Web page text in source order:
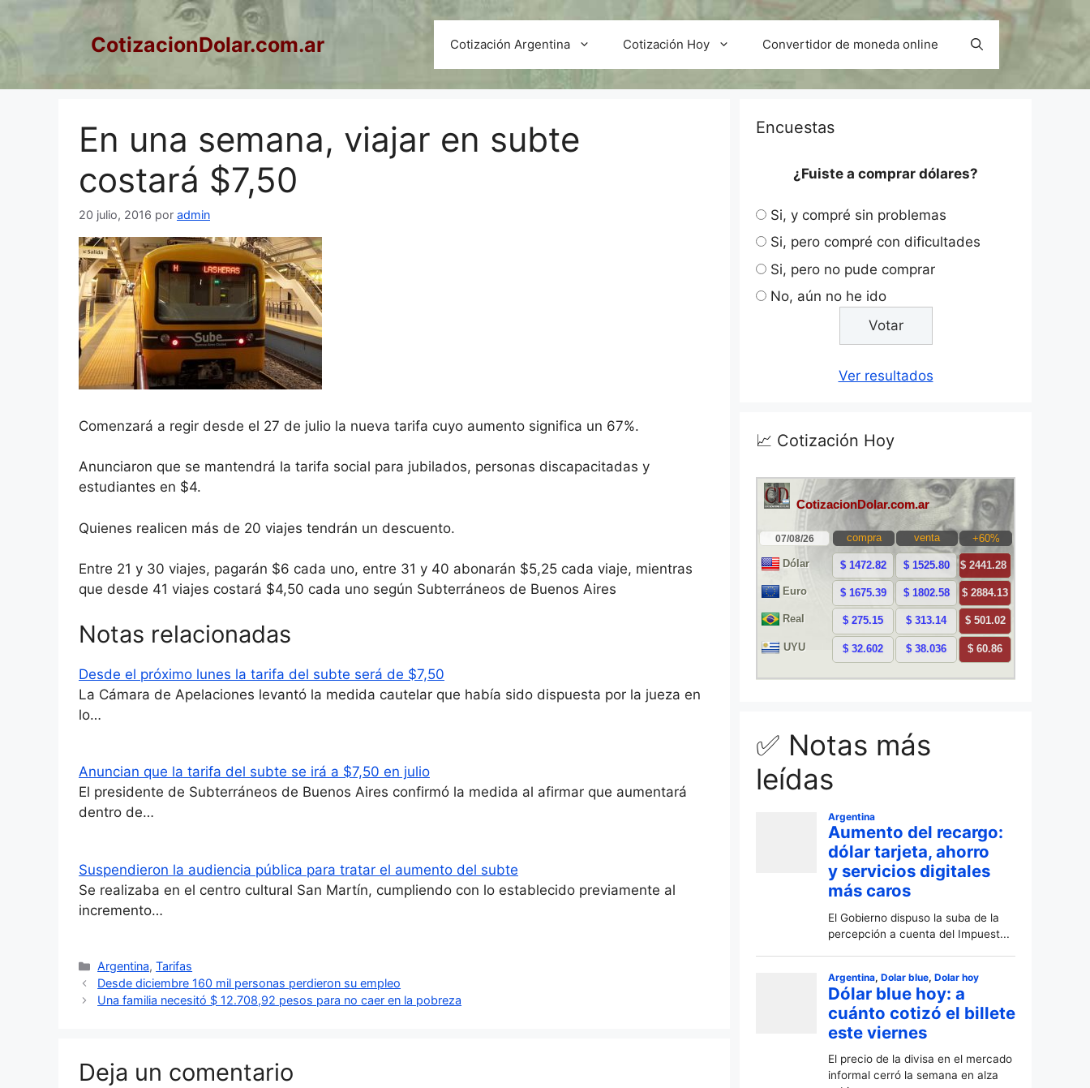
al
CotizacionDolar.com.ar Cotización Argentina Cotización Hoy Convertidor de moneda online
En una semana, viajar en subte
costará $7,50
20 julio, 2016 por admin
Comenzará a regir desde el 27 de julio la nueva tarifa cuyo aumento significa un 67%.
Anunciaron que se mantendrá la tarifa social para jubilados, personas discapacitadas y
estudiantes en $4.
Quienes realicen más de 20 viajes tendrán un descuento.
Entre 21 y 30 viajes, pagarán $6 cada uno, entre 31 y 40 abonarán $5,25 cada viaje, mientras
que desde 41 viajes costará $4,50 cada uno según Subterráneos de Buenos Aires
Notas relacionadas
Desde el próximo lunes la tarifa del subte será de $7,50
La Cámara de Apelaciones levantó la medida cautelar que había sido dispuesta por la jueza en
lo…
Anuncian que la tarifa del subte se irá a $7,50 en julio
El presidente de Subterráneos de Buenos Aires confirmó la medida al afirmar que aumentará
dentro de…
Suspendieron la audiencia pública para tratar el aumento del subte
Se realizaba en el centro cultural San Martín, cumpliendo con lo establecido previamente al
incremento…
Categorías
Argentina,Tarifas
Desde diciembre 160 mil personas perdieron su empleo
Una familia necesitó $ 12.708,92 pesos para no caer en la pobreza
Deja un comentario
Encuestas
¿Fuiste a comprar dólares?
Si, y compré sin problemas
Si, pero compré con dificultades
Si, pero no pude comprar
No, aún no he ido
Ver resultados
📈 Cotización Hoy
✅ Notas más
leídas